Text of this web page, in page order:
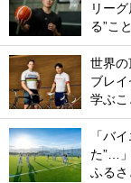
リー
る”こ
世界の
ブレ
学ぶこ
「バ
た”…
ふるさ